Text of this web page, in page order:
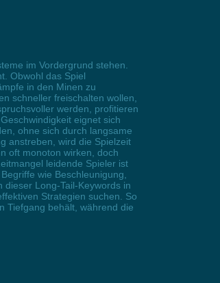
im Vordergrund stehen.
Obwohl das Spiel
in den Minen zu
schneller freischalten wollen,
werden, profitieren
eignet sich
ohne sich durch langsame
anstreben, wird die Spielzeit
oft monoton wirken, doch
leidende Spieler ist
wie Beschleunigung,
Long-Tail-Keywords in
Strategien suchen. So
Tiefgang behält, während die